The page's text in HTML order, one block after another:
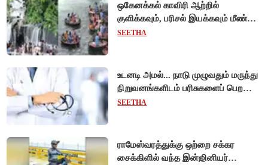
ஒகேனக்கல் காவிரி ஆற்றில்
குளிக்கவும், பரிசல் இயக்கவும் மீண்டும்
அனுமதி - சுற்றுலாப் பயணிகள்
SEETHA
உடனடி அமல்... நாடு முழுவதும் மருந்து
நிறுவனங்களிடம் பரிசுகளைப் பெற
டாக்டர்களுக்குத் தடை!
SEETHA
ராமேஸ்வரத்துக்கு ஒற்றை சக்கர
சைக்கிளில் வந்த இன்ஜினியர்